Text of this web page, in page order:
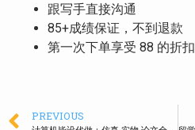
跟写手直接沟通
85+成绩保证，不到退款
第一次下单享受 88 的折扣
PREVIOUS